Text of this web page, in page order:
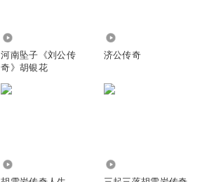
河南坠子《刘公传
奇》胡银花
济公传奇